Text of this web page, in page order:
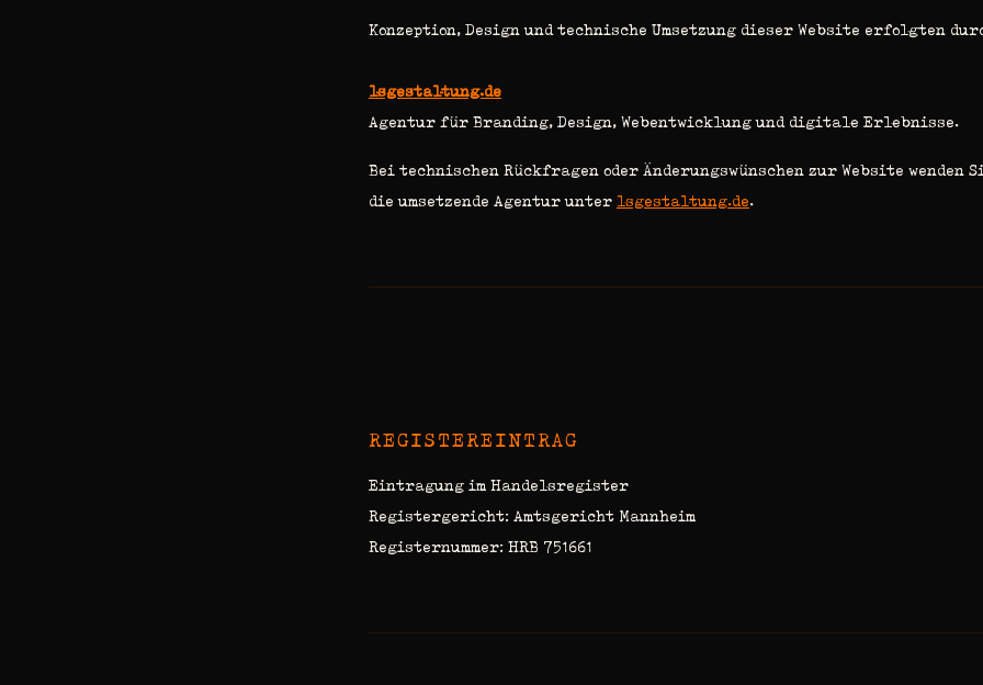
Konzeption, Design und technische Umsetzung dieser Website erfolgten
lsgestaltung.de
Agentur für Branding, Design, Webentwicklung und digitale Erlebnisse.
Bei technischen Rückfragen oder Änderungswünschen zur Website wenden
die umsetzende Agentur unter lsgestaltung.de.
REGISTEREINTRAG
Eintragung im Handelsregister
Registergericht: Amtsgericht Mannheim
Registernummer: HRB 751661